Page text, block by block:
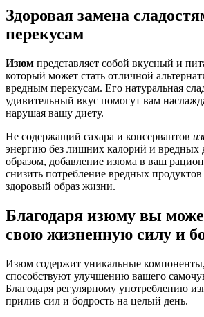
Здоровая замена
перекусам
Изюм представляет собой вкусный и
который может стать отличной
вредным перекусам. Его натуральная
удивительный вкус помогут вам
нарушая вашу диету.
Не содержащий сахара и консервантов
энергию без лишних калорий и вредных
образом, добавление изюма в ваш
снизить потребление вредных
здоровый образ жизни.
Благодаря изюму вы
свою жизненную силу и
Изюм содержит уникальные
способствуют улучшению вашего
Благодаря регулярному употреблению
прилив сил и бодрость на целый день.